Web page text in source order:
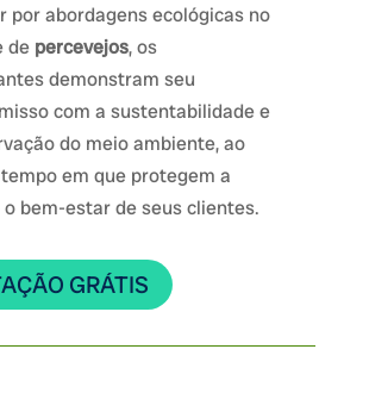
por abordagens ecológicas no
de percevejos, os
demonstram seu
com a sustentabilidade e
do meio ambiente, ao
em que protegem a
o bem-estar de seus clientes.
GRÁTIS